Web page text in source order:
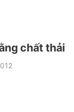
chất thải